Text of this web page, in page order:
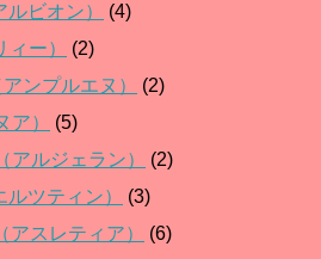
ビオン）
(4)
ー）
(2)
ンプルエヌ）
(2)
ア）
(5)
アルジェラン）
(2)
ツティン）
(3)
アスレティア）
(6)